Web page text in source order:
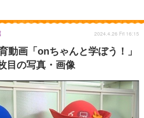
動画「onちゃんと学ぼう！」
目の写真・画像
2024.4.26 Fri 16:15